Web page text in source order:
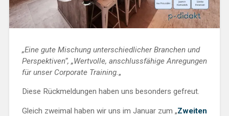
„Eine gute Mischung unterschiedlicher Branchen und
Perspektiven“, „Wertvolle, anschlussfähige Anregungen
für unser Corporate Training.„
Diese Rückmeldungen haben uns besonders gefreut.
Gleich zweimal haben wir uns im Januar zum „Zweiten